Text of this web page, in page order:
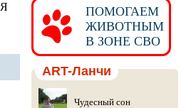
Я
ПОМОГАЕМ
ЖИВОТНЫМ
В ЗОНЕ СВО
ART-Ланчи
Чудесный сон